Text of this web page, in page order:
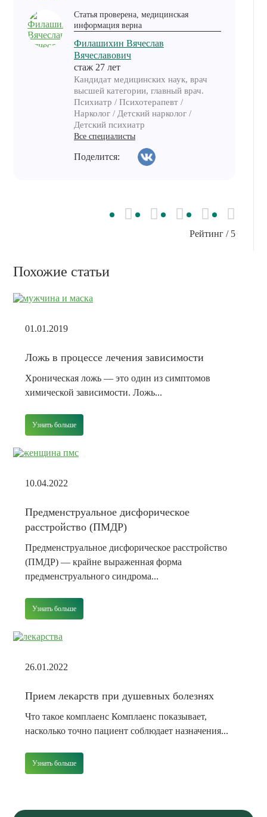
Статья проверена, медицинская
информация верна
Филашихин Вячеслав
Вячеславович
cтаж 27 лет
Кандидат медицинских наук, врач
высшей категории, главный врач.
Психиатр / Психотерапевт /
Нарколог / Детский нарколог /
Детский психиатр
Все специалисты
Поделится:
Рейтинг / 5
Похожие статьи
01.01.2019
Ложь в процессе лечения зависимости
Хроническая ложь — это один из симптомов
химической зависимости. Ложь...
Узнать больше
10.04.2022
Предменструальное дисфорическое
расстройство (ПМДР)
Предменструальное дисфорическое расстройство
(ПМДР) — крайне выраженная форма
предменструального синдрома...
Узнать больше
26.01.2022
Прием лекарств при душевных болезнях
Что такое комплаенс Комплаенс показывает,
насколько точно пациент соблюдает назначения...
Узнать больше